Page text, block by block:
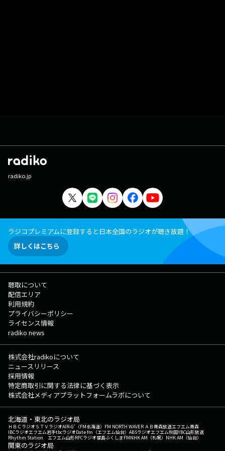
radiko.jp
ラジコプレミアムに登録すると日本全国のラジオが聴き放題！
詳しくはこちら
聴取について
配信エリア
利用規約
プライバシーポリシー
ライセンス情報
radiko news
株式会社radikoについて
ニュースリリース
採用情報
特定商取引に関する法律に基づく表示
株式会社メディアプラットフォームラボについて
北海道・東北のラジオ局
ＨＢＣラジオＳＴＶラジオAIR-G'（FM北海道） FM NORTH WAVEＲＡＢ青森放送エフエム青森
IBCラジオエフエム岩手tbcラジオDate fm（エフエム仙台） ABSラジオエフエム秋田YBC山形放送
Rhythm Station エフエム山形RFCラジオ福島ふくしまFMNHK AM（札幌） NHK AM（仙台）
関東のラジオ局